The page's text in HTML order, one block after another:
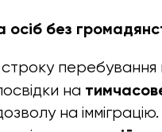
осіб без
перебування в
на
на імміграцію.